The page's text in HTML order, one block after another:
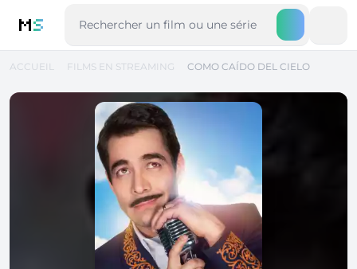
MS
ACCUEIL FILMS EN STREAMING COMO CAÍDO DEL CIELO